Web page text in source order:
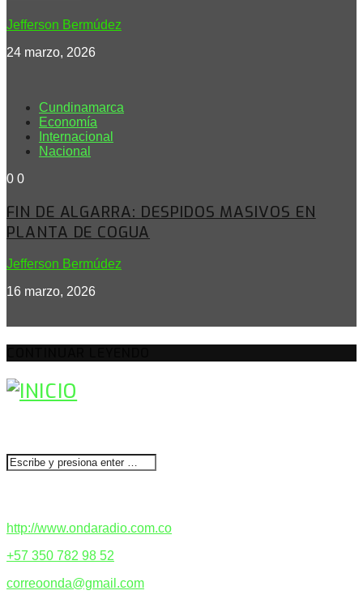
Jefferson Bermúdez
24 marzo, 2026
Cundinamarca
Economía
Internacional
Nacional
0 0
FIN DE ALGARRA: DESPIDOS MASIVOS EN
PLANTA DE COGUA
Jefferson Bermúdez
16 marzo, 2026
http://www.ondaradio.com.co
+57 350 782 98 52
correoonda@gmail.com